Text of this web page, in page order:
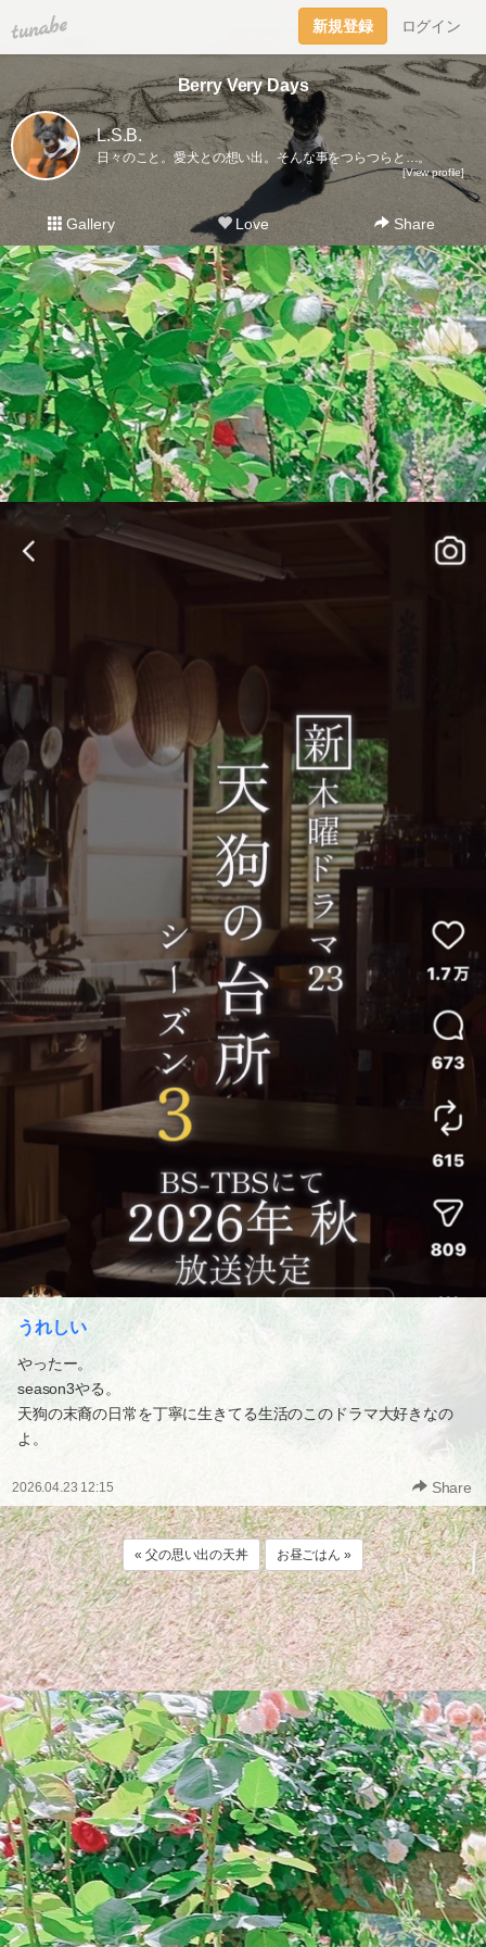
tuna.be 新規登録 ログイン
Berry Very Days
L.S.B.
日々のこと。愛犬との想い出。そんな事をつらつらと…。
[View profile]
Gallery Love Share
うれしい
やったー。
season3やる。
天狗の末裔の日常を丁寧に生きてる生活のこのドラマ大好きなの
よ。
2026.04.23 12:15 Share
« 父の思い出の天丼 お昼ごはん »